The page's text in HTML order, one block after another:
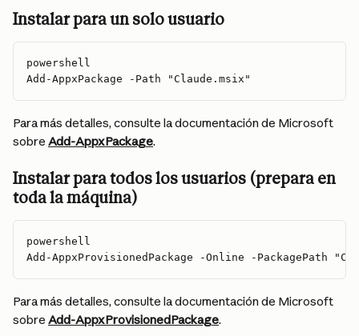
Instalar para un solo usuario
powershell
Add-AppxPackage -Path "Claude.msix"
Para más detalles, consulte la documentación de Microsoft
sobre Add-AppxPackage.
Instalar para todos los usuarios (prepara en
toda la máquina)
powershell
Add-AppxProvisionedPackage -Online -PackagePath
Para más detalles, consulte la documentación de Microsoft
sobre Add-AppxProvisionedPackage.